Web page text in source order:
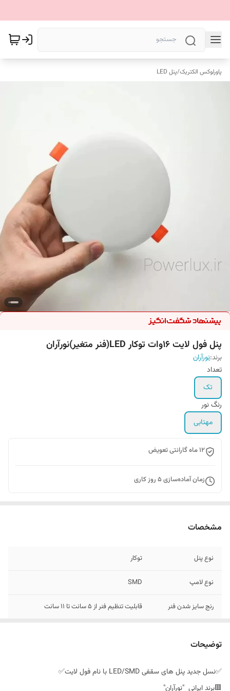
پاورلوکس الکتریک/پنل LED
پنل فول لایت ۱۶وات توکار LED(فنر متغیر)نورآران
برند:نورآران
تعداد
تک
رنگ نور
مهتابی
۱۲ ماه گارانتی تعویض
زمان آماده‌سازی5 روز کاری
مشخصات
نوع پنل توکار
نوع لامپ SMD
رنج سایز شدن فنر قابلیت تنظیم فنر از ۵ سانت تا 1۱ سانت
سایز روی پنل
توضیحات
✅نسل جدید پنل های سقفی LED/SMD با نام فول لایت✅
🟥برند ایرانی "نورآران"